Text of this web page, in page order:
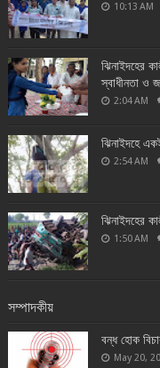
10:13 AM
ঝিনাইদহের
স্বাধীনতা ও
2:04 AM
ঝিনাইদহে
2:54 AM
ঝিনাইদহের
1:50 AM
সম্পাদকীয়
বন্ধ হোক
May 20,